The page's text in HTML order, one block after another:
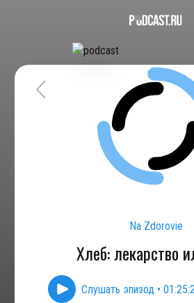
Na Zdorovie
Хлеб: лекарство
Слушать эпизод •